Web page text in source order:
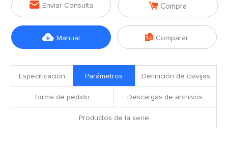
 Enviar Consulta  Compra
 Manual  Comparar
Especificación Parámetros Definición de clavijas
forma de pedido Descargas de archivos
Productos de la serie